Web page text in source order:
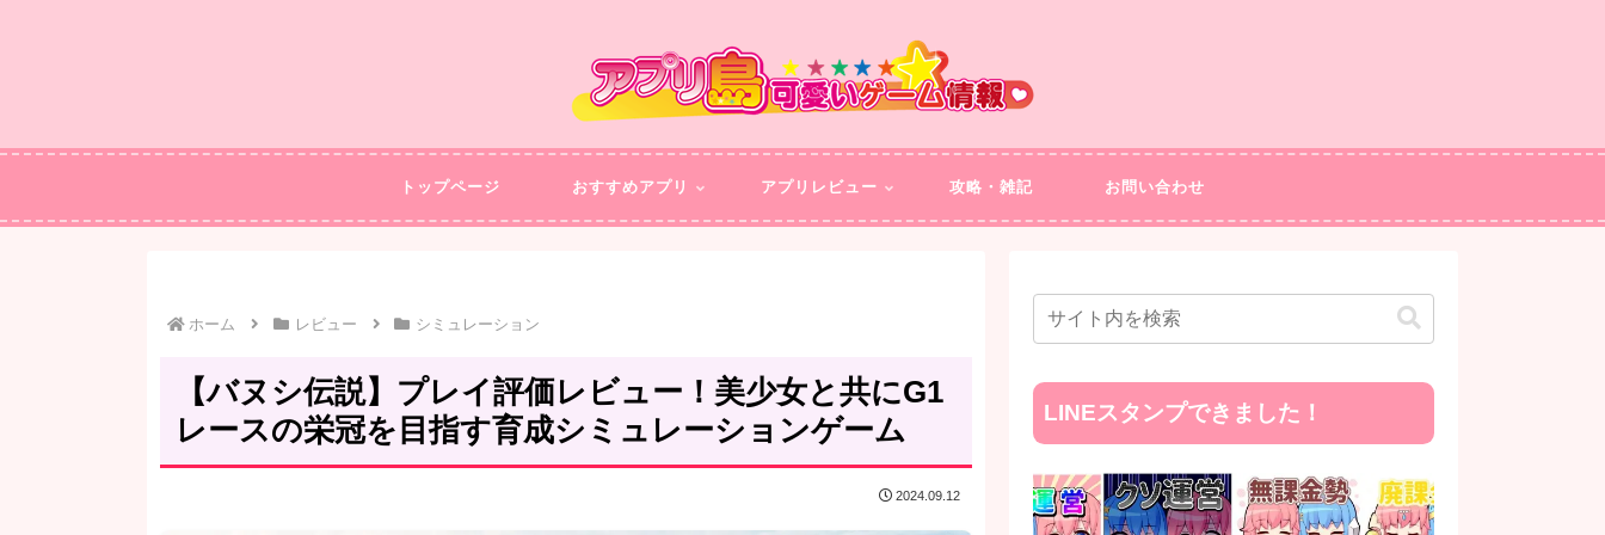
トップページ おすすめアプリ アプリレビュー 攻略・雑記 お問い合わせ
ホーム レビュー シミュレーション
【バヌシ伝説】プレイ評価レビュー！美少女と共にG1
レースの栄冠を目指す育成シミュレーションゲーム
2024.09.12
LINEスタンプできました！